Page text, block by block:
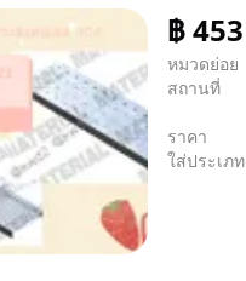
฿453
หมวดย่อย
สถานที่
ราคา
ใส่ประเภท